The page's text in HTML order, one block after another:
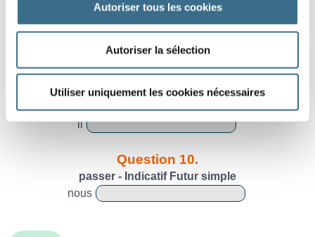
Autoriser tous les cookies
Autoriser la sélection
Utiliser uniquement les cookies nécessaires
Question 8.
Question 9.
passer - Indicatif Présent
il
Question 10.
passer - Indicatif Futur simple
nous